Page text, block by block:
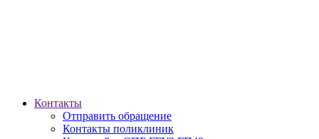
Контакты
Отправить обращение
Контакты поликлиник